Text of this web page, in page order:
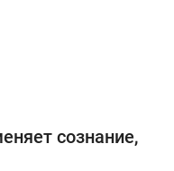
сознание,